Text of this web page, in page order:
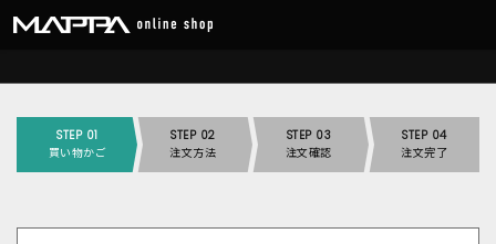
STEP 01
買い物かご
STEP 02
注文方法
STEP 03
注文確認
STEP 04
注文完了